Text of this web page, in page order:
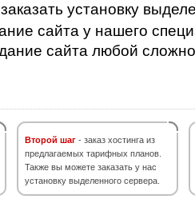
установку
сайта у нашего
сайта любой
Второй шаг - заказ хостинга из
предлагаемых тарифных планов.
Также вы можете заказать у нас
установку выделенного сервера.